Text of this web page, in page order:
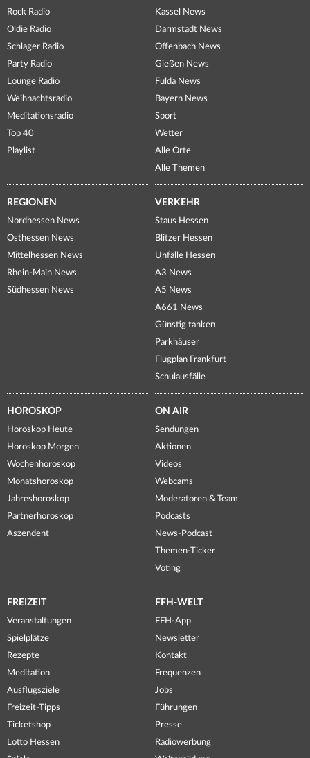
Rock Radio
Oldie Radio
Schlager Radio
Party Radio
Lounge Radio
Weihnachtsradio
Meditationsradio
Top 40
Playlist
Kassel News
Darmstadt News
Offenbach News
Gießen News
Fulda News
Bayern News
Sport
Wetter
Alle Orte
Alle Themen
REGIONEN
Nordhessen News
Osthessen News
Mittelhessen News
Rhein-Main News
Südhessen News
VERKEHR
Staus Hessen
Blitzer Hessen
Unfälle Hessen
A3 News
A5 News
A661 News
Günstig tanken
Parkhäuser
Flugplan Frankfurt
Schulausfälle
HOROSKOP
Horoskop Heute
Horoskop Morgen
Wochenhoroskop
Monatshoroskop
Jahreshoroskop
Partnerhoroskop
Aszendent
ON AIR
Sendungen
Aktionen
Videos
Webcams
Moderatoren & Team
Podcasts
News-Podcast
Themen-Ticker
Voting
FREIZEIT
Veranstaltungen
Spielplätze
Rezepte
Meditation
Ausflugsziele
Freizeit-Tipps
Ticketshop
Lotto Hessen
FFH-WELT
FFH-App
Newsletter
Kontakt
Frequenzen
Jobs
Führungen
Presse
Radiowerbung